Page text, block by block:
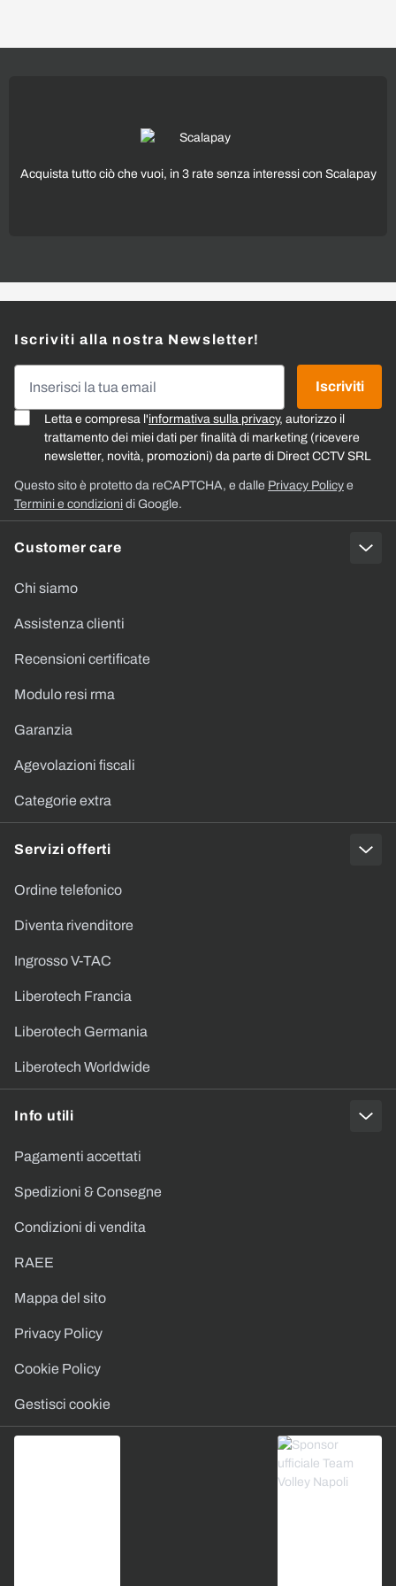
Acquista tutto ciò che vuoi, in 3 rate senza interessi con Scalapay
Customer care
Chi siamo
Assistenza clienti
Recensioni certificate
Modulo resi rma
Garanzia
Agevolazioni fiscali
Categorie extra
Servizi offerti
Ordine telefonico
Diventa rivenditore
Ingrosso V-TAC
Liberotech Francia
Liberotech Germania
Liberotech Worldwide
Info utili
Pagamenti accettati
Spedizioni & Consegne
Condizioni di vendita
RAEE
Mappa del sito
Privacy Policy
Cookie Policy
Gestisci cookie
Iscriviti alla nostra Newsletter!
Letta e compresa l'informativa sulla privacy, autorizzo il
trattamento dei miei dati per finalità di marketing (ricevere
newsletter, novità, promozioni) da parte di Direct CCTV SRL
Iscriviti
Questo sito è protetto da reCAPTCHA, e dalle Privacy Policy e
Termini e condizioni di Google.